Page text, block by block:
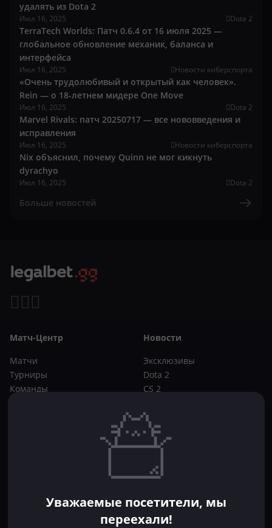
удалять из Dota 2
Июл 16, 2025 Dota 2
TerraTech Worlds: Патч 0.6.4 от 16 июля 2025 —
глобальное обновление механик, баланса и
интерфейса
Июл 16, 2025 Новости киберспорта
«Очень трудолюбивый и открытый как человек».
Rein — о 18-летнем мидере One Move
Июл 16, 2025 Dota 2
Marvel Rivals: патч 20250717 — все нововведения и
исправления
Июл 16, 2025 Новости киберспорта
Nix объяснил, почему Quinn не мог кикнуть
dyrachyo
Июл 16, 2025 Dota 2
Больше новостей
Матч-Центр
Матчи
Турниры
Команды
Новости
Эксклюзивы
Dota 2
CS 2
Букмекеры
CS 2
ФрибетыУважаемые посетители, мы
переехали!